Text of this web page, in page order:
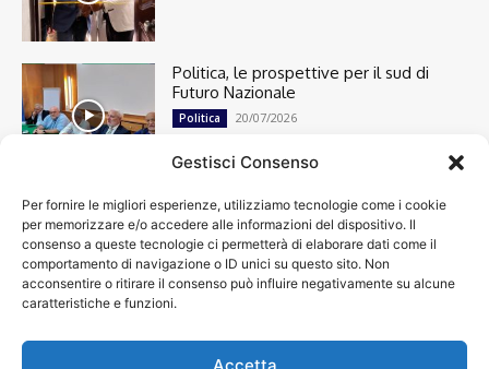
Gestisci Consenso
Per fornire le migliori esperienze, utilizziamo tecnologie come i cookie
per memorizzare e/o accedere alle informazioni del dispositivo. Il
consenso a queste tecnologie ci permetterà di elaborare dati come il
comportamento di navigazione o ID unici su questo sito. Non
acconsentire o ritirare il consenso può influire negativamente su alcune
caratteristiche e funzioni.
Accetta
Politica, le prospettive per il sud di
Futuro Nazionale
Politica 20/07/2026
Cronaca
13482
Attualità
7296
top
News
4208
Cultura